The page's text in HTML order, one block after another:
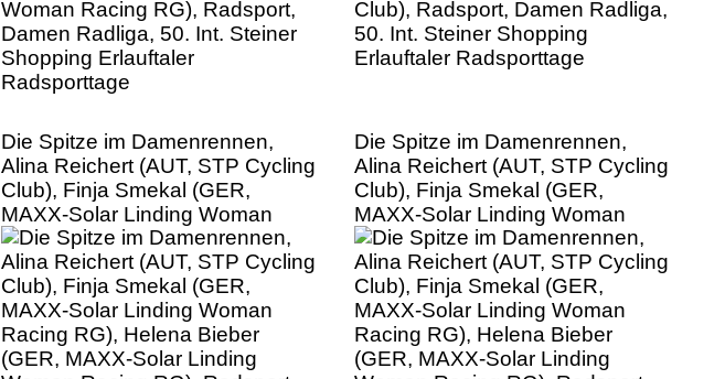
Die Spitze im Damenrennen,
Alina Reichert (AUT, STP Cycling
Club), Finja Smekal (GER,
MAXX-Solar Linding Woman
Racing RG), Helena Bieber
(GER, MAXX-Solar Linding
Woman Racing RG), Radsport,
Damen Radliga, 50. Int. Steiner
Shopping Erlauftaler
Radsporttage
Die Spitze im Damenrennen,
Alina Reichert (AUT, STP Cycling
Club), Finja Smekal (GER,
MAXX-Solar Linding Woman
Racing RG), Helena Bieber
(GER, MAXX-Solar Linding
Woman Racing RG), Radsport,
Damen Radliga, 50. Int. Steiner
Shopping Erlauftaler
Radsporttage